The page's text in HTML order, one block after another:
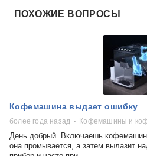
ПОХОЖИЕ ВОПРОСЫ
Кофемашина выдает ошибку
более года назад Кофемашины и
День добрый. Включаешь
она промывается, а затем вылазит